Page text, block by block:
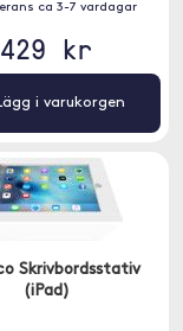
ca 3-7 vardagar
429 kr
i varukorgen
Skrivbordsstativ
(iPad)